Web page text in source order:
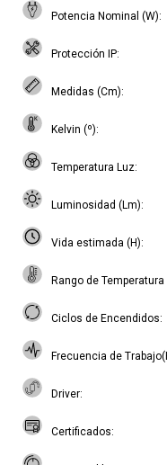
Potencia Nominal (W)
Protección IP
Medidas (Cm)
Kelvin (º)
Temperatura Luz
Luminosidad (Lm)
Vida estimada (H)
Rango de Temperatura
Ciclos de Encendidos
Frecuencia de
Driver
Certificados